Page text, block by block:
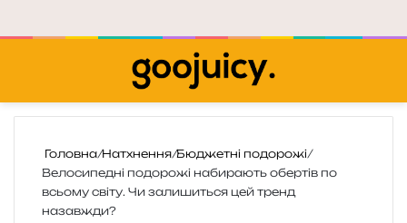
Головна/Натхнення/Бюджетні подорожі/
Велосипедні подорожі набирають обертів по
всьому світу. Чи залишиться цей тренд
назавжди?